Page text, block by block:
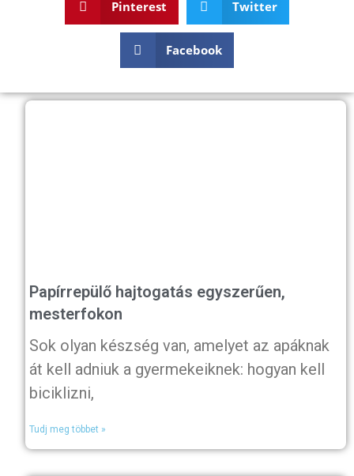
Pinterest Twitter
Facebook
Papírrepülő hajtogatás egyszerűen,
mesterfokon
Sok olyan készség van, amelyet az apáknak
át kell adniuk a gyermekeiknek: hogyan kell
biciklizni,
Tudj meg többet »